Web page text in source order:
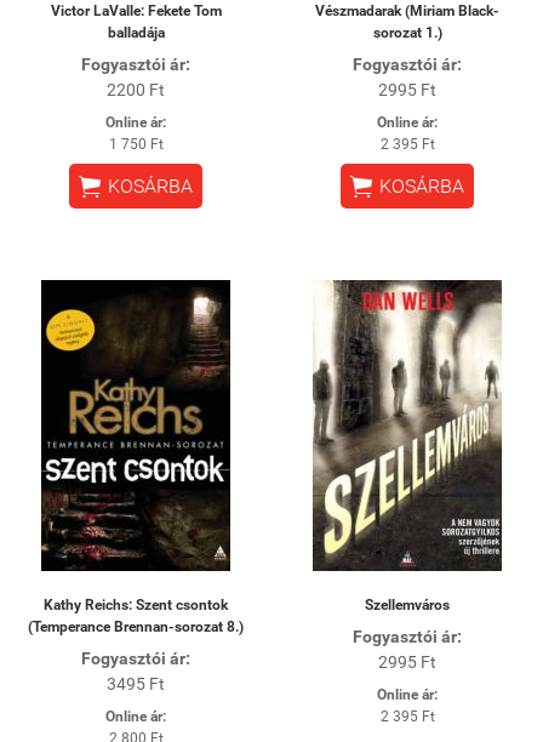
Victor LaValle: Fekete Tom
balladája
Fogyasztói ár:
2200 Ft
Online ár:
1 750 Ft
 KOSÁRBA
Vészmadarak (Miriam Black-
sorozat 1.)
Fogyasztói ár:
2995 Ft
Online ár:
2 395 Ft
 KOSÁRBA
Kathy Reichs: Szent csontok
(Temperance Brennan-sorozat 8.)
Fogyasztói ár:
3495 Ft
Online ár:
2 800 Ft
Szellemváros
Fogyasztói ár:
2995 Ft
Online ár:
2 395 Ft